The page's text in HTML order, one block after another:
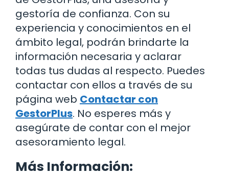
gestoría de confianza. Con su
experiencia y conocimientos en el
ámbito legal, podrán brindarte la
información necesaria y aclarar
todas tus dudas al respecto. Puedes
contactar con ellos a través de su
página web Contactar con
GestorPlus. No esperes más y
asegúrate de contar con el mejor
asesoramiento legal.
Más Información: